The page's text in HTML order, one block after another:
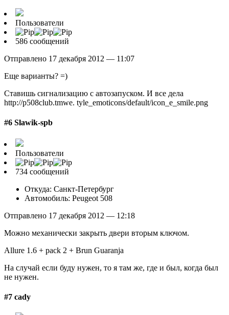
Пользователи
586 сообщений
Отправлено 17 декабря 2012 — 11:07
Еще варианты? =)
Ставишь сигнализацию с автозапуском. И все дела
http://p508club.tmwe. tyle_emoticons/default/icon_e_smile.png
#6 Slawik-spb
Пользователи
734 сообщений
Откуда: Санкт-Петербург
Автомобиль: Peugeot 508
Отправлено 17 декабря 2012 — 12:18
Можно механически закрыть двери вторым ключом.
Allure 1.6 + pack 2 + Brun Guaranja
На случай если буду нужен, то я там же, где и был, когда был
не нужен.
#7 cady